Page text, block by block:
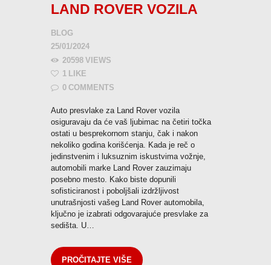
LAND ROVER VOZILA
BLOG
25/01/2024
20598 VIEWS
1 LIKE
0 COMMENTS
Auto presvlake za Land Rover vozila
osiguravaju da će vaš ljubimac na četiri točka
ostati u besprekornom stanju, čak i nakon
nekoliko godina korišćenja. Kada je reč o
jedinstvenim i luksuznim iskustvima vožnje,
automobili marke Land Rover zauzimaju
posebno mesto. Kako biste dopunili
sofisticiranost i poboljšali izdržljivost
unutrašnjosti vašeg Land Rover automobila,
ključno je izabrati odgovarajuće presvlake za
sedišta. U…
PROČITAJTE VIŠE